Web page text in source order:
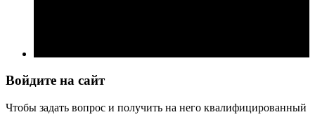
Войдите на сайт
Чтобы задать вопрос и получить на него квалифицированный